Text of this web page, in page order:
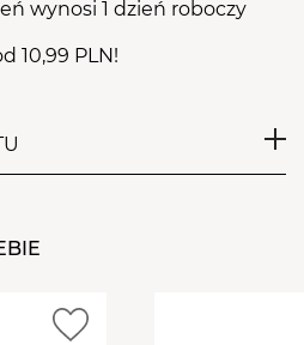
wynosi 1 dzień roboczy
10,99 PLN!
trakcie nakładania.
dodatkowego błysku.